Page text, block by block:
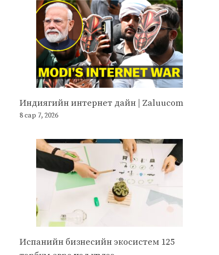
Индиягийн интернет дайн | Zaluucom
8 сар 7, 2026
Испанийн бизнесийн экосистем 125